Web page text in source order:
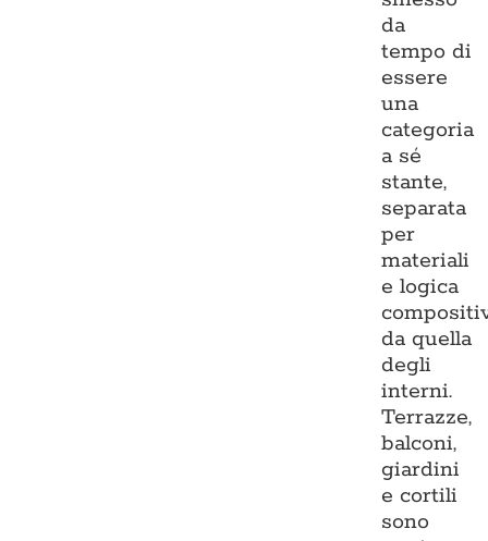
da
tempo di
essere
una
categoria
a sé
stante,
separata
per
materiali
e logica
da quella
degli
interni.
Terrazze,
balconi,
giardini
e cortili
sono